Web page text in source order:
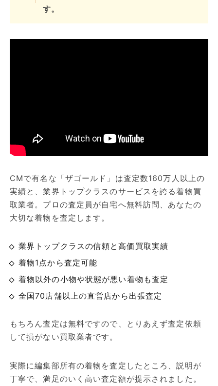
す。
CMで有名な「ザゴールド」は査定数160万人以上の
実績と、業界トップクラスのサービスを誇る着物買
取業者。プロの査定員が自宅へ無料訪問、あなたの
大切な着物を査定します。
業界トップクラスの信頼と高価買取実績
着物1点から査定可能
着物以外の小物や状態が悪い着物も査定
全国70店舗以上の直営店から出張査定
もちろん査定は無料ですので、とりあえず査定依頼
して損がない買取業者です。
実際に編集部所有の着物を査定したところ、説明が
丁寧で、満足のいく高い査定額が提示されました。